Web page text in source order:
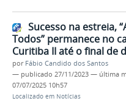
Sucesso na estreia,
Todos” permanece no
Curitiba II até o final de
por Fábio Candido dos Santos
— publicado 27/11/2023 — última
07/07/2025 10h57
Localizado em Notícias